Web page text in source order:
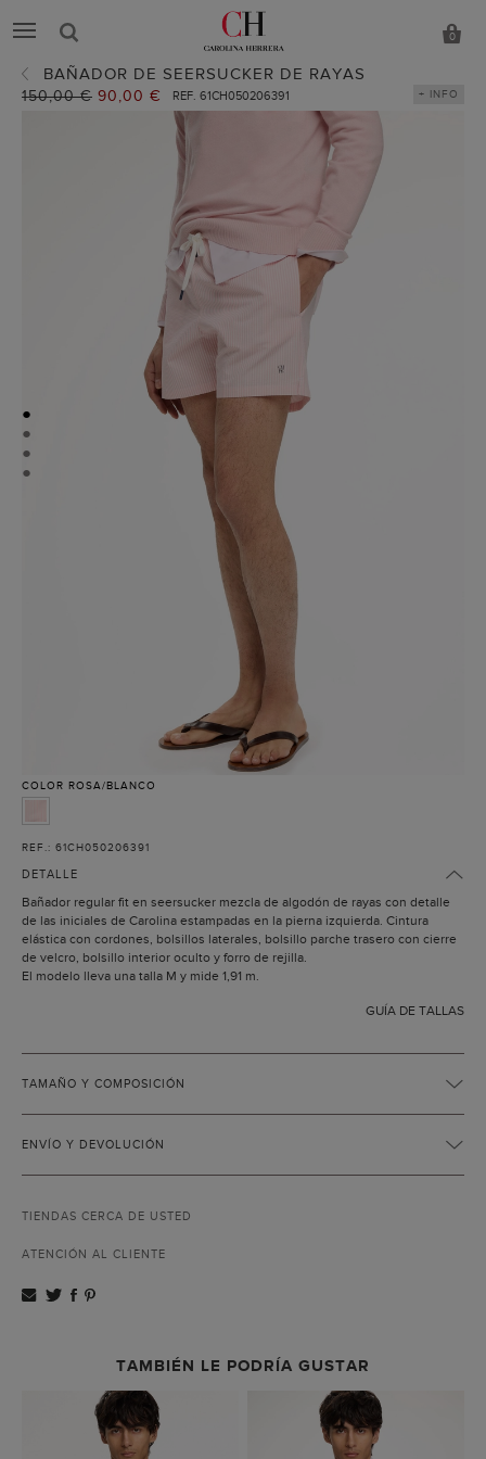
0
BAÑADOR DE SEERSUCKER DE RAYAS
Precio
150,00 € Precio
90,00 € REF. 61CH050206391 + INFO
●
●
●
●
COLOR ROSA/BLANCO
REF.: 61CH050206391
DETALLE
Bañador regular fit en seersucker mezcla de algodón de rayas con detalle
de las iniciales de Carolina estampadas en la pierna izquierda. Cintura
elástica con cordones, bolsillos laterales, bolsillo parche trasero con cierre
de velcro, bolsillo interior oculto y forro de rejilla.
El modelo lleva una talla M y mide 1,91 m.
GUÍA DE TALLAS
TAMAÑO Y COMPOSICIÓN
ENVÍO Y DEVOLUCIÓN
TIENDAS CERCA DE USTED
ATENCIÓN AL CLIENTE
TAMBIÉN LE PODRÍA GUSTAR